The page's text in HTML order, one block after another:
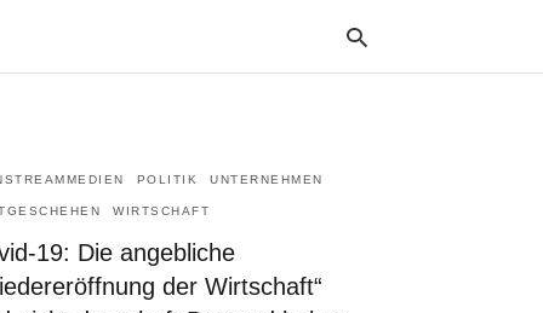
POLITIK UNTERNEHMEN
WIRTSCHAFT
19: Die angebliche
der Wirtschaft“